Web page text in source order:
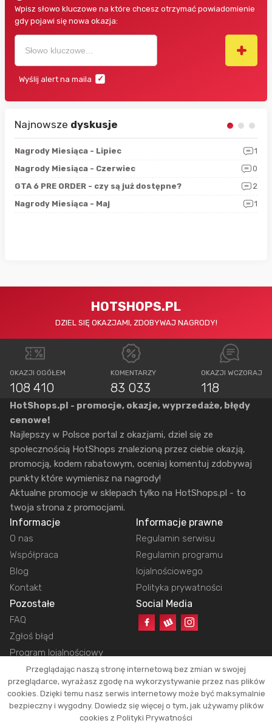
Wpisz słowo kluczowe na które chcesz otrzymać powiadomienie
gdy pojawi się nowa okazja:
Wyślij alert na maila
Najnowsze dyskusje
Nagrody Miesiąca - Lipiec
1
Nagrody Miesiąca - Czerwiec
0
GTA 6 PRE ORDER - czy są już dostępne?
2
Nagrody Miesiąca - Maj
1
HOTSHOPS.PL
DZIEL SIĘ OKAZJAMI, ZDOBYWAJ NAGRODY!
OKAZJI OGÓŁEM
108 410
KOMENTARZY
83 033
OKAZJI WCZORAJ
118
HotShops.pl - promocje, okazje, wyprzedaże, błędy
cenowe!
Najlepszy w Polsce portal z okazjami, dziel się ze
społecznością HotShops znalezioną przez ciebie okazją,
promocją, kodem rabatowym, oceniaj komentuj zdobywaj
punkty które wymienisz na nagrody!
Aktualne promocje w sklepach tylko na HotShops.pl - to
twoja strona z promocjami.
Informacje
O nas
Współpraca
Blog
Kontakt
Informacje prawne
Regulamin serwisu
Regulamin programu
lojalnościowego
Polityka prywatności
Pozostałe
FAQ
Zgłoś błąd
Program lojalnościowy
Social Media
Copyright © 2026 HotShops.pl - Wszelkie prawa zastrzeżone.
Jako partnerzy możemy otrzymać prowizję za dokonanie zakupów z naszych
linków. Dzięki temu jesteśmy w stanie utrzymać działanie naszego portalu.
Przeglądając naszą stronę internetową bez zmian w swojej
przeglądarce, wyrażasz zgodę na wykorzystywanie przez nas plików
cookies. Dzięki temu nasz serwis internetowy może być maksymalnie
bezpieczny i wygodny. Dowiedz się więcej o tym, jak używamy plików
cookies z Polityki Prywatności